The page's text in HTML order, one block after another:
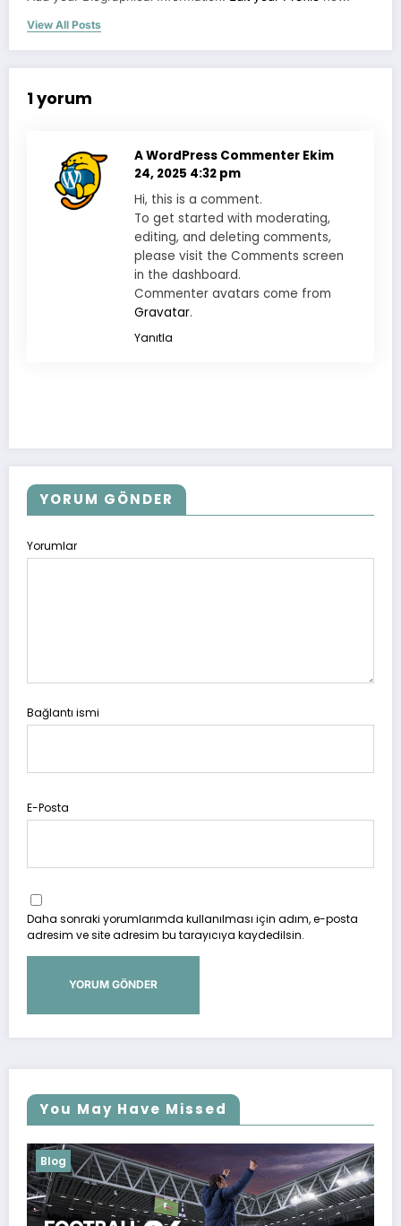
View All Posts
1 yorum
A WordPress Commenter Ekim
24, 2025 4:32 pm
Hi, this is a comment.
To get started with moderating,
editing, and deleting comments,
please visit the Comments screen
in the dashboard.
Commenter avatars come from
Gravatar.
Yanıtla
YORUM GÖNDER
Yorumlar
Bağlantı ismi
E-Posta
Daha sonraki yorumlarımda kullanılması için adım, e-posta
adresim ve site adresim bu tarayıcıya kaydedilsin.
You May Have Missed
Blog